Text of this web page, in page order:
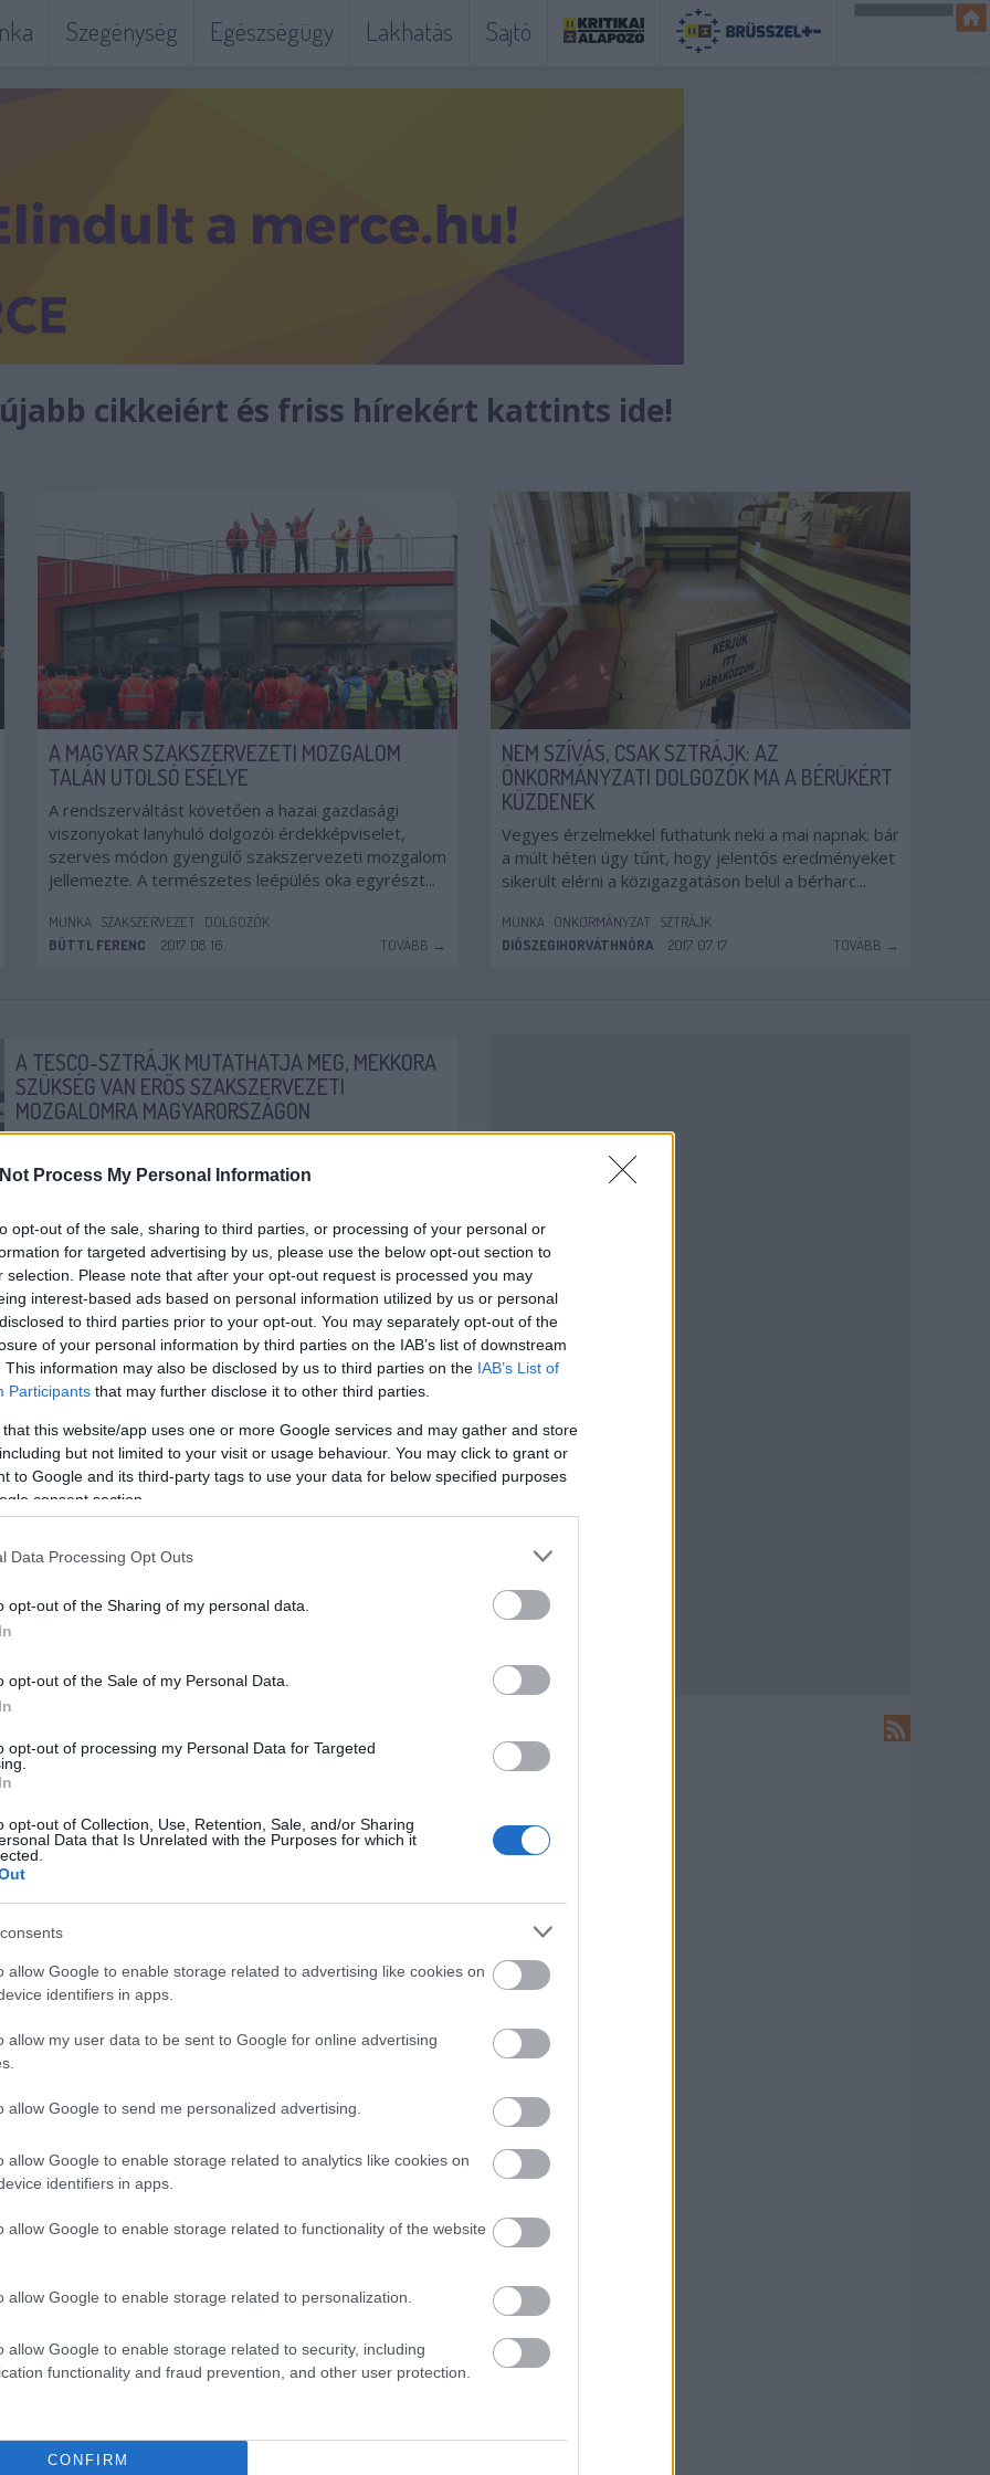
Process My Personal Information
opt-out of the sale, sharing to third parties, or processing of your personal or
for targeted advertising by us, please use the below opt-out section to
selection. Please note that after your opt-out request is processed you may
interest-based ads based on personal information utilized by us or personal
to third parties prior to your opt-out. You may separately opt-out of the
of your personal information by third parties on the IAB’s list of downstream
This information may also be disclosed by us to third parties on the IAB’s List of
Participants that may further disclose it to other third parties.
that this website/app uses one or more Google services and may gather and store
but not limited to your visit or usage behaviour. You may click to grant or
to Google and its third-party tags to use your data for below specified purposes
consent section.
Data Processing Opt Outs
opt-out of the Sharing of my personal data.
opt-out of the Sale of my Personal Data.
opt-out of processing my Personal Data for Targeted
opt-out of Collection, Use, Retention, Sale, and/or Sharing
Data that Is Unrelated with the Purposes for which it
allow Google to enable storage related to advertising like cookies on
identifiers in apps.
allow my user data to be sent to Google for online advertising
allow Google to send me personalized advertising.
allow Google to enable storage related to analytics like cookies on
identifiers in apps.
allow Google to enable storage related to functionality of the website
allow Google to enable storage related to personalization.
allow Google to enable storage related to security, including
functionality and fraud prevention, and other user protection.
CONFIRM
Szegénység Egészségügy Lakhatás Sajtó
cikkeiért és friss hírekért kattints ide!
A MAGYAR SZAKSZERVEZETI MOZGALOM
TALÁN UTOLSÓ ESÉLYE
A rendszerváltást követően a hazai gazdasági
viszonyokat lanyhuló dolgozói érdekképviselet,
szerves módon gyengülő szakszervezeti mozgalom
jellemezte. A természetes leépülés oka egyrészt...
MUNKA SZAKSZERVEZET
DOLGOZÓK
BÜTTL FERENC
2017. 08. 16. TOVÁBB →
NEM SZÍVÁS, CSAK SZTRÁJK: AZ
ÖNKORMÁNYZATI DOLGOZÓK MA A BÉRÜKÉRT
KÜZDENEK
Vegyes érzelmekkel futhatunk neki a mai napnak: bár
a múlt héten úgy tűnt, hogy jelentős eredményeket
sikerült elérni a közigazgatáson belül a bérharc...
MUNKA ÖNKORMÁNYZAT
SZTRÁJK
DIÓSZEGIHORVÁTHNÓRA
2017. 07. 17. TOVÁBB →
A TESCO-SZTRÁJK MUTATHATJA MEG, MEKKORA
SZÜKSÉG VAN ERŐS SZAKSZERVEZETI
MOZGALOMRA MAGYARORSZÁGON
gazdasági és munkaügyi helyzet folyamatos romlása
egyre növeli a feszültséget a munkahelyeken. Amíg a...
MUNKA SZTRÁJK MUNKAJOG
KETTŐS MÉRCE VENDÉGSZERZŐ
2017. 06. 12. TOVÁBB →
„CSAK A PÉNZT AKARJÁK” - MOST A
MENTŐSÖKRŐL ÍRT LEJÁRATÓ CIKKET AZ ORIGO
ÉS A FIDESZ PROPAGANDAGÉPEZETE
tüntetést hívott össze Elég volt címmel. Az ok egyszerű:
bár a kormányzat és a mentőszolgálat 60 százalékos...
ORIGO TÜNTETÉS EGÉSZSÉGÜGY
MIKÖZBEN SOROST ÜTI A KORMÁNY, ELVENNÉ A
Soros Györggyel, meg a nagytőkével, meg mindenkivel.
MULTI
A KATASZTRÓFAVÉDELEM NEM TÖRŐDIK AZ
EMBERI ÉLETEKKEL?
Mire jó egy közmunkás? Mielőtt bárki azt gondolná, hogy
mindent akartak már csinálni a közmunkásokból... Most
éppen kéményseprőt. Késői, kapkodó megoldás lenne...
SZAKSZERVEZET KÖZMUNKA FŰTÉS
A kecskeméti Mercedes gyár a magyar gazdaság egyik
gazdaságilag autonóm, azaz a magyar politikai és
KELLENEK
Ide írhatsz levelet nekünk!